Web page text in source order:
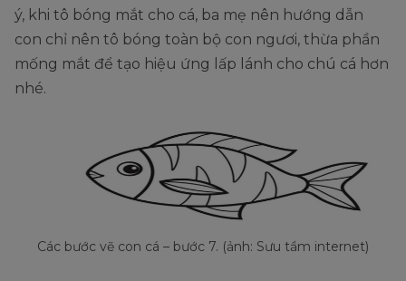
ý, khi tô bóng mắt cho cá, ba mẹ nên hướng dẫn
con chỉ nên tô bóng toàn bộ con ngươi, thừa phần
mống mắt để tạo hiệu ứng lấp lánh cho chú cá hơn
nhé.
Các bước vẽ con cá – bước 7. (ảnh: Sưu tầm internet)